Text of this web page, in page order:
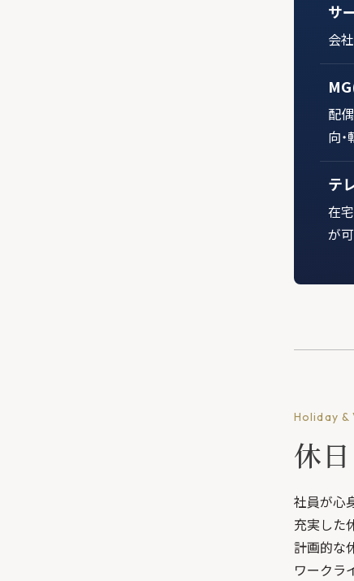
サ
会
配
向
テ
在
が
Holiday &
休
社員が心
充実した
計画的な
ワークラ